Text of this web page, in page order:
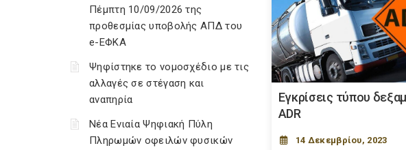
Πέμπτη 10/09/2026 της
προθεσμίας υποβολής ΑΠΔ του
e-ΕΦΚΑ
Ψηφίστηκε το νομοσχέδιο με τις
αλλαγές σε στέγαση και
αναπηρία
Νέα Ενιαία Ψηφιακή Πύλη
Πληρωμών οφειλών φυσικών
Εγκρίσεις τύπου
ADR
14 Δεκεμβρίου, 2023